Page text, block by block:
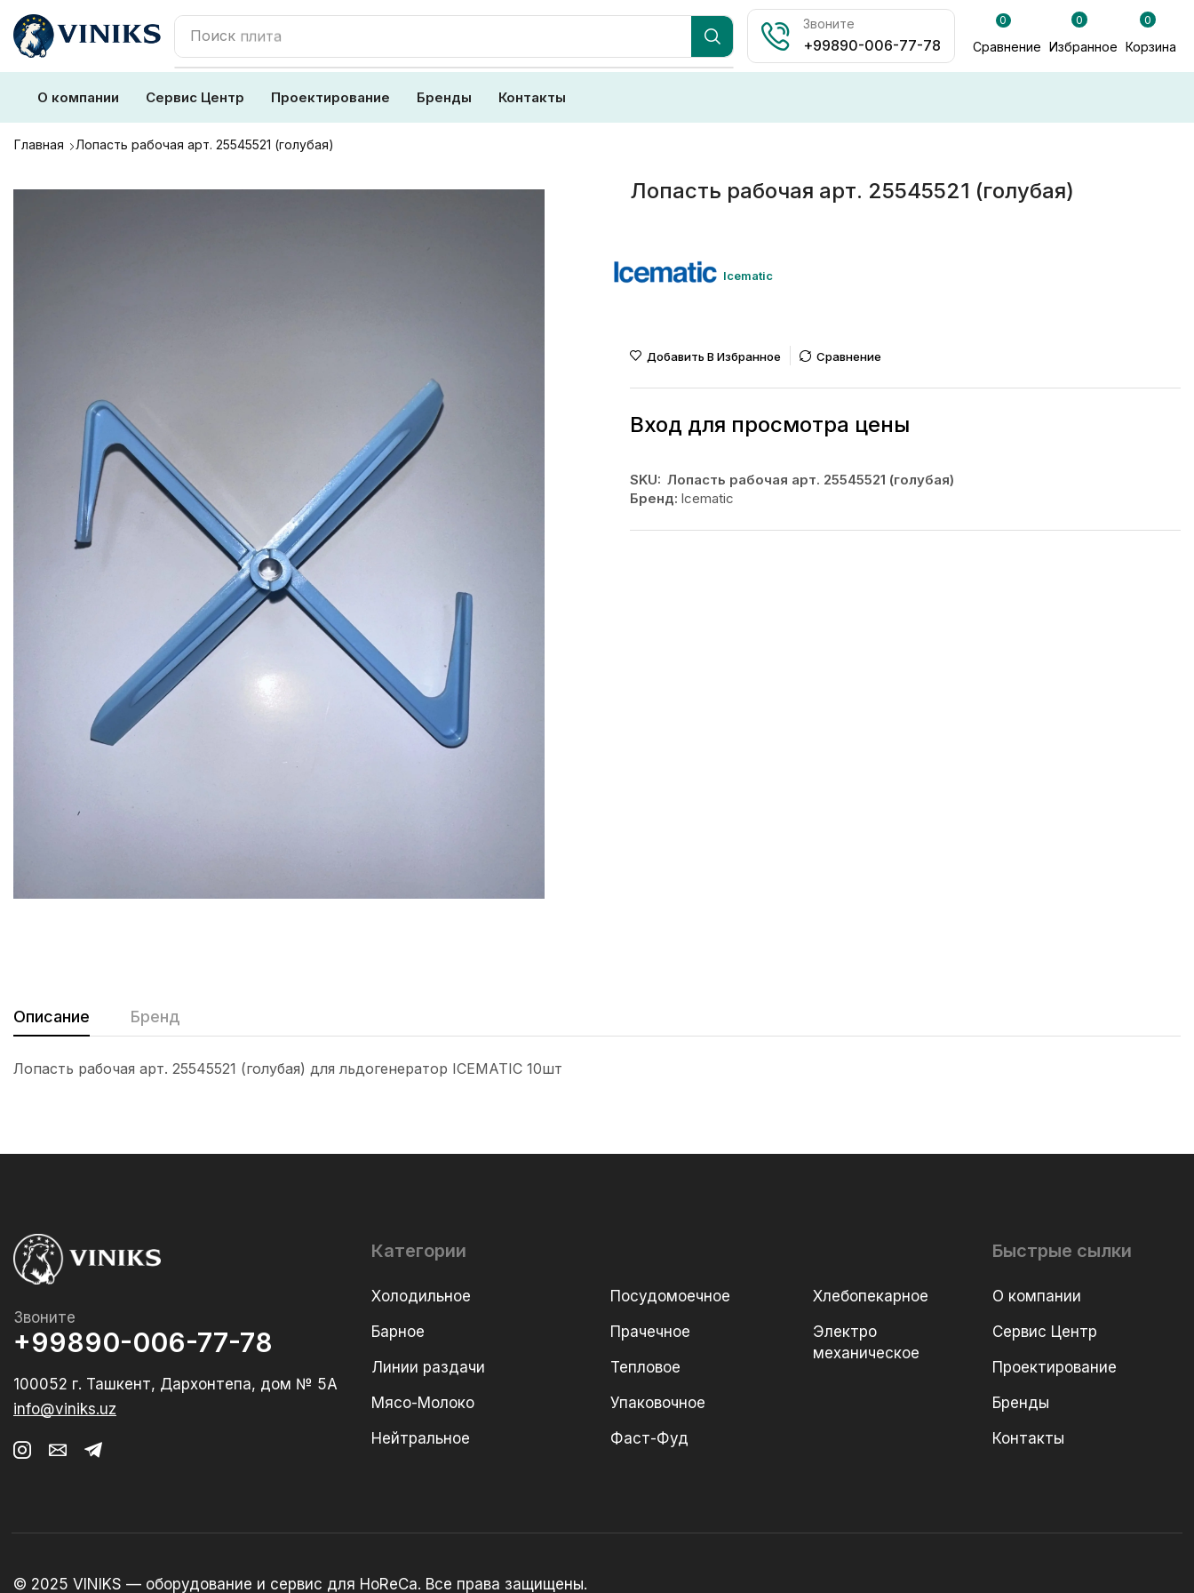
Поиск плита
Звоните
+99890-006-77-78
0
Сравнение
0
Избранное
0
Корзина
О компании Сервис Центр Проектирование Бренды Контакты
Главная Лопасть рабочая арт. 25545521 (голубая)
Лопасть рабочая арт. 25545521 (голубая)
Icematic
Добавить В Избранное Сравнение
Вход для просмотра цены
SKU: Лопасть рабочая арт. 25545521 (голубая)
Бренд: Icematic
Описание Бренд
Лопасть рабочая арт. 25545521 (голубая) для льдогенератор ICEMATIC 10шт
Звоните
+99890-006-77-78
100052 г. Ташкент, Дархонтепа, дом № 5А
info@viniks.uz
Категории
Холодильное
Барное
Линии раздачи
Мясо-Молоко
Нейтральное
Посудомоечное
Прачечное
Тепловое
Упаковочное
Фаст-Фуд
Хлебопекарное
Электро
механическое
Быстрые сылки
О компании
Сервис Центр
Проектирование
Бренды
Контакты
© 2025 VINIKS — оборудование и сервис для HoReCa. Все права защищены.